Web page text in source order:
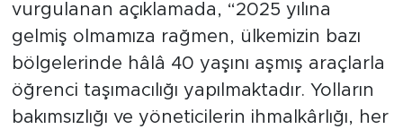
vurgulanan açıklamada, “2025 yılına
gelmiş olmamıza rağmen, ülkemizin bazı
bölgelerinde hâlâ 40 yaşını aşmış araçlarla
öğrenci taşımacılığı yapılmaktadır. Yolların
bakımsızlığı ve yöneticilerin ihmalkârlığı, her